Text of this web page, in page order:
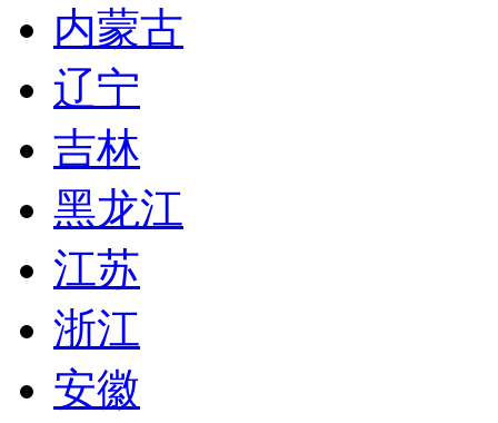
内蒙古
辽宁
吉林
黑龙江
江苏
浙江
安徽